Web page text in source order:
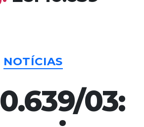
Categorias
NOTÍCIAS
03: